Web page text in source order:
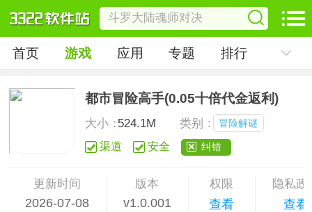
首页 游戏 应用 专题 排行
都市冒险高手(0.05十倍代金返利)
大小：524.1M 类别： 冒险解谜
渠道 安全 纠错
更新时间
2026-07-08
版本
v1.0.001
权限
查看
隐私政
查看